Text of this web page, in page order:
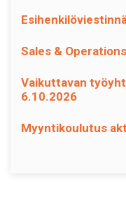
Sales &
Vaikuttavan
6.10.2026
Myyntikoulutus